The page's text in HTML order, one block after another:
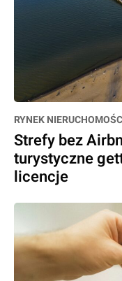
RYNEK
Strefy bez
turystyczne
licencje